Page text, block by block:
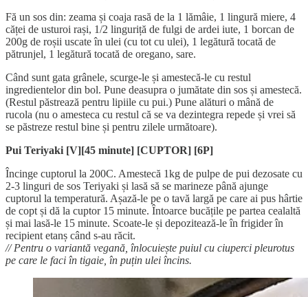
Fă un sos din: zeama și coaja rasă de la 1 lămâie, 1 lingură miere, 4
căței de usturoi rași, 1/2 linguriță de fulgi de ardei iute, 1 borcan de
200g de roșii uscate în ulei (cu tot cu ulei), 1 legătură tocată de
pătrunjel, 1 legătură tocată de oregano, sare.
Când sunt gata grânele, scurge-le și amestecă-le cu restul
ingredientelor din bol. Pune deasupra o jumătate din sos și amestecă.
(Restul păstrează pentru lipiile cu pui.) Pune alături o mână de
rucola (nu o amesteca cu restul că se va dezintegra repede și vrei să
se păstreze restul bine și pentru zilele următoare).
Pui Teriyaki [V][45 minute] [CUPTOR] [6P]
Încinge cuptorul la 200C. Amestecă 1kg de pulpe de pui dezosate cu
2-3 linguri de sos Teriyaki și lasă să se marineze până ajunge
cuptorul la temperatură. Așază-le pe o tavă largă pe care ai pus hârtie
de copt și dă la cuptor 15 minute. Întoarce bucățile pe partea cealaltă
și mai lasă-le 15 minute. Scoate-le și depozitează-le în frigider în
recipient etanș când s-au răcit.
// Pentru o variantă vegană, înlocuiește puiul cu ciuperci pleurotus
pe care le faci în tigaie, în puțin ulei încins.